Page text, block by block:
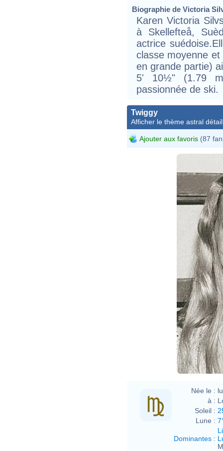
Biographie de Victoria
Karen Victoria
à Skellefteå,
actrice
classe moyenne
en grande partie)
5' 10½" (1.79
passionnée de ski.
Twiggy
Afficher le thème astral
Ajouter aux favoris (87
Née le :
à :
Soleil :
Lune :
Dominantes :